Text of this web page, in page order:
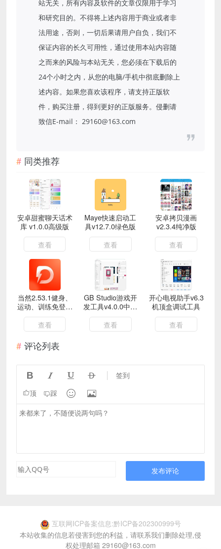
站无关，所有内容及软件的文章仅限用于学习
和研究目的。不得将上述内容用于商业或者非
法用途，否则，一切后果请用户自负，我们不
保证内容的长久可用性，通过使用本站内容随
之而来的风险与本站无关，您必须在下载后的
24个小时之内，从您的电脑/手机中彻底删除上
述内容。如果您喜欢该程序，请支持正版软
件，购买注册，得到更好的正版服务。侵删请
致信E-mail： 29160@163.com
同类推荐
安卓甜蜜聊天话术
库 v1.0.0高级版
查看
Maye快速启动工
具v12.7.0绿色版
查看
安卓拷贝漫画
v2.3.4纯净版
查看
当然2.53.1健身、
运动、训练免登会
员版
查看
GB Studio游戏开
发工具v4.0.0中文
版
查看
开心电视助手v6.3
机顶盒调试工具
查看
评论列表
    签到
顶 踩  
发布评论
互联网ICP备案信息:黔ICP备202300999号
本站收集的信息若侵害到您的利益，请联系我们删除处理,侵
权处理邮箱 29160@163.com